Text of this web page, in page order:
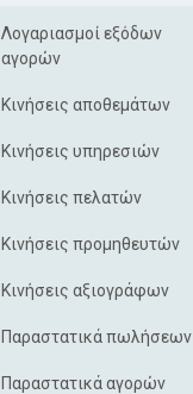
Λογαριασμοί εξόδων
αγορών
Κινήσεις αποθεμάτων
Κινήσεις υπηρεσιών
Κινήσεις πελατών
Κινήσεις προμηθευτών
Κινήσεις αξιογράφων
Παραστατικά πωλήσεων
Παραστατικά αγορών